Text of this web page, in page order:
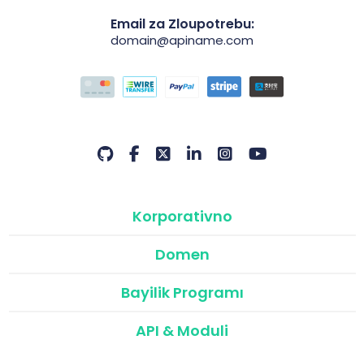
Email za Zloupotrebu:
domain@apiname.com
Korporativno
Domen
Bayilik Programı
API & Moduli